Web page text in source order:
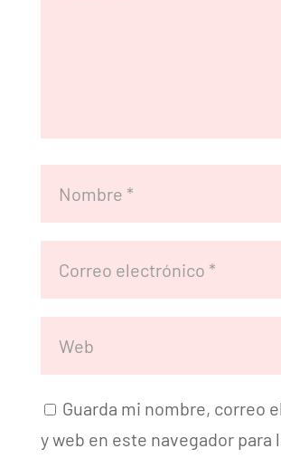
Guarda mi nombre, correo
y web en este navegador para